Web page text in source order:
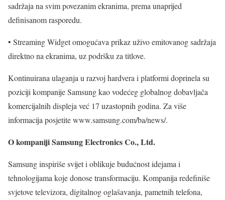
sadržaja na svim povezanim ekranima, prema unaprijed
definisanom rasporedu.
• Streaming Widget omogućava prikaz uživo emitovanog sadržaja
direktno na ekranima, uz podršku za titlove.
Kontinuirana ulaganja u razvoj hardvera i platformi doprinela su
poziciji kompanije Samsung kao vodećeg globalnog dobavljača
komercijalnih displeja već 17 uzastopnih godina. Za više
informacija posjetite www.samsung.com/ba/news/.
O kompaniji Samsung Electronics Co., Ltd.
Samsung inspiriše svijet i oblikuje budućnost idejama i
tehnologijama koje donose transformaciju. Kompanija redefiniše
svjetove televizora, digitalnog oglašavanja, pametnih telefona,